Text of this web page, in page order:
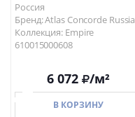
Россия
Бренд: Atlas Concorde Russia
Коллекция: Empire
610015000608
6 072 /м²
В КОРЗИНУ